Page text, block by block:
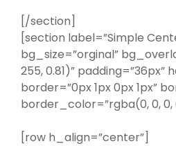
[/section]
[section label=”Simple
bg_size=”orginal”
255, 0.81)” padding=”36px”
border=”0px 1px 0px 1px”
border_color=”rgba(0, 0, 0,
[row h_align=”center”]